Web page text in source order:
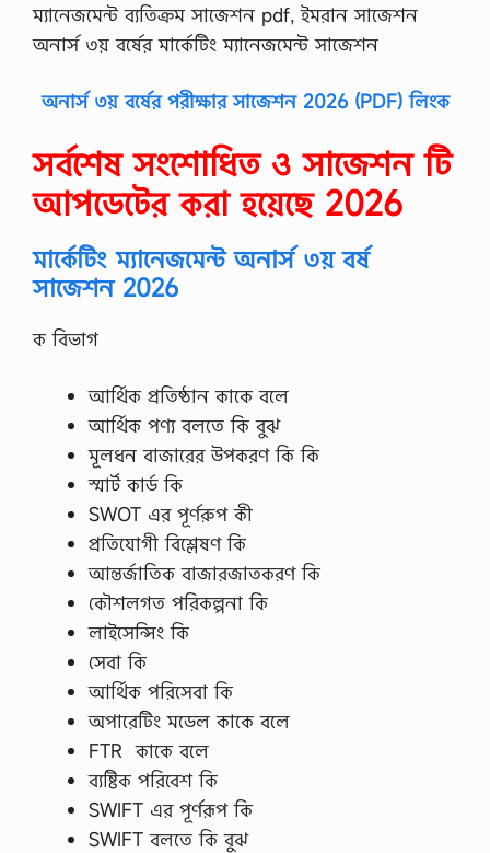
ম্যানেজমেন্ট ব্যতিক্রম সাজেশন pdf, ইমরান সাজেশন
অনার্স ৩য় বর্ষের মার্কেটিং ম্যানেজমেন্ট সাজেশন
অনার্স ৩য় বর্ষের পরীক্ষার সাজেশন 2026 (PDF) লিংক
সর্বশেষ সংশোধিত ও সাজেশন টি
আপডেটের করা হয়েছে 2026
মার্কেটিং ম্যানেজমেন্ট অনার্স ৩য় বর্ষ
সাজেশন 2026
ক বিভাগ
আর্থিক প্রতিষ্ঠান কাকে বলে
আর্থিক পণ্য বলতে কি বুঝ
মূলধন বাজারের উপকরণ কি কি
স্মার্ট কার্ড কি
SWOT এর পূর্ণরুপ কী
প্রতিযোগী বিশ্লেষণ কি
আন্তর্জাতিক বাজারজাতকরণ কি
কৌশলগত পরিকল্পনা কি
লাইসেন্সিং কি
সেবা কি
আর্থিক পরিসেবা কি
অপারেটিং মডেল কাকে বলে
FTR কাকে বলে
ব্যষ্টিক পরিবেশ কি
SWIFT এর পূর্ণরূপ কি
SWIFT বলতে কি বুঝ